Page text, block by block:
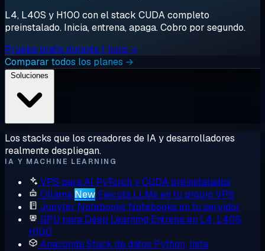
L4, L40S y H100 con el stack CUDA completo
preinstalado. Inicia, entrena, apaga. Cobro por segundo.
Prueba gratis durante 1 hora →
Comparar todos los planes →
Los stacks que los creadores de IA y desarrolladores
realmente despliegan.
IA Y MACHINE LEARNING
VPS para AI PyTorch y CUDA preinstalados
Ollama New Ejecuta LLMs en tu propio VPS
Jupyter Notebooks Notebooks en tu servidor
GPU para Deep Learning Entrena en L4, L40S,
H100
AnacondaStack de datos Python, lista